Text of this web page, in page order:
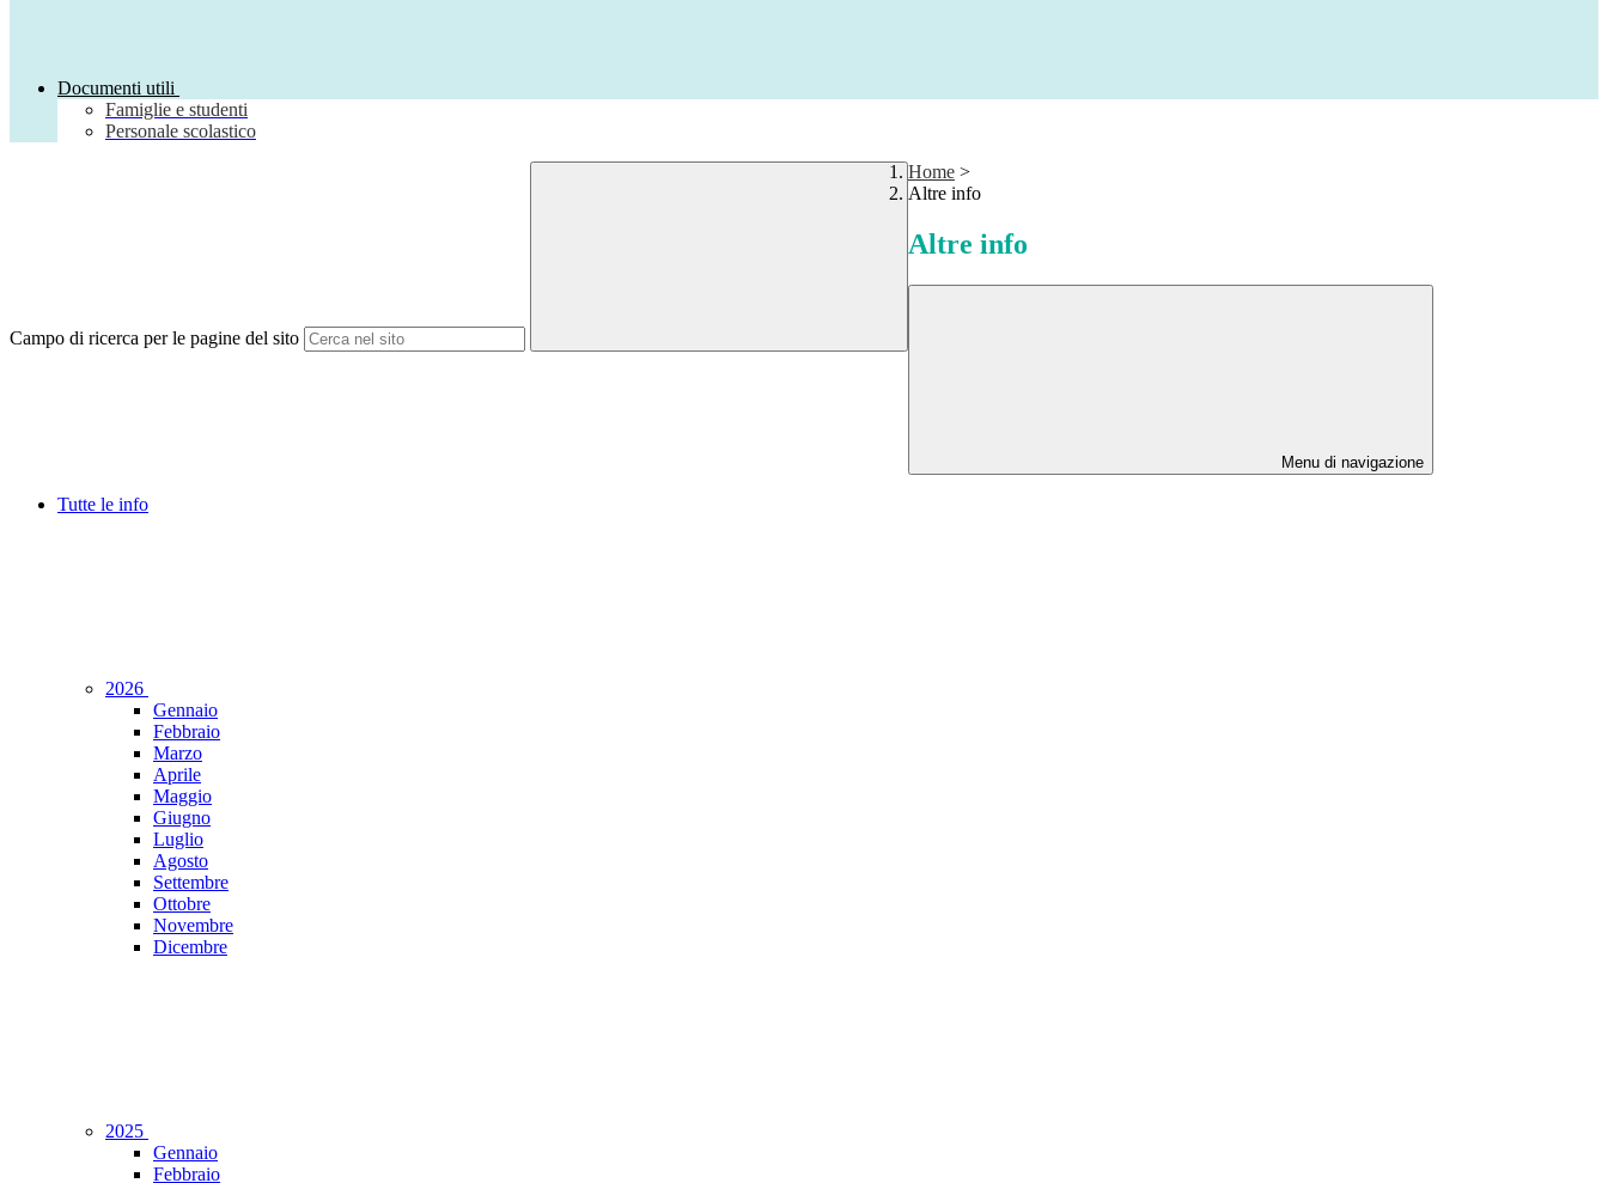
Documenti utili
Famiglie e studenti
Personale scolastico
Campo di ricerca per le pagine del sito
Home >
Altre info
Altre info
Menu di navigazione
Tutte le info
2026
Gennaio
Febbraio
Marzo
Aprile
Maggio
Giugno
Luglio
Agosto
Settembre
Ottobre
Novembre
Dicembre
2025
Gennaio
Febbraio